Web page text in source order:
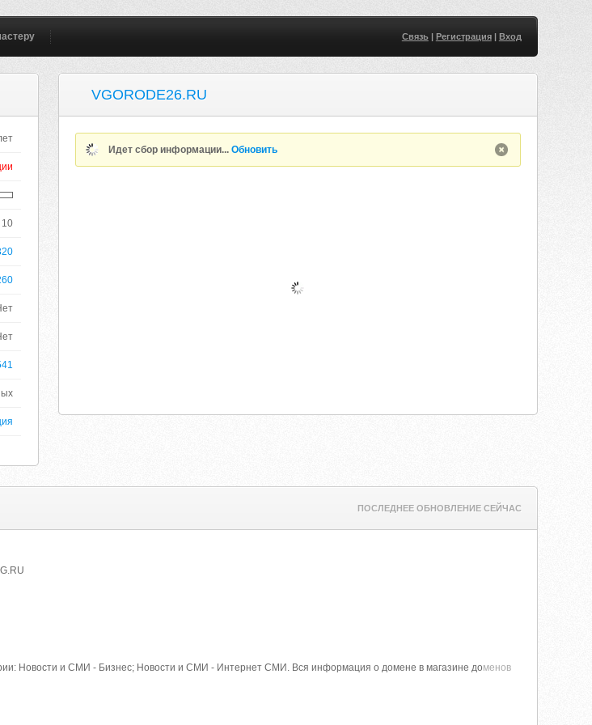
Связь| Регистрация| Вход
10
VGORODE26.RU
Идет сбор информации...Обновить
ПОСЛЕДНЕЕ ОБНОВЛЕНИЕ СЕЙЧАС
Новости и СМИ - Бизнес; Новости и СМИ - Интернет СМИ. Вся информация о домене в магазине доменов